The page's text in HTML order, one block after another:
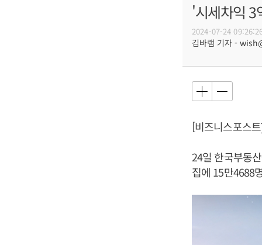
'시세차익 3
2024-07-24
김바램 기자 -
[비즈니스포스
24일 한국부동
집에 15만4688